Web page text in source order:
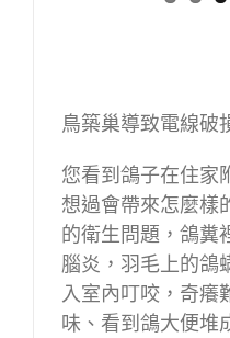
鳥築巢導致電線破
您看到鴿子在住家
想過會帶來怎麼樣
的衛生問題，鴿糞
腦炎，羽毛上的鴿
入室內叮咬，奇癢
味、看到鴿大便堆